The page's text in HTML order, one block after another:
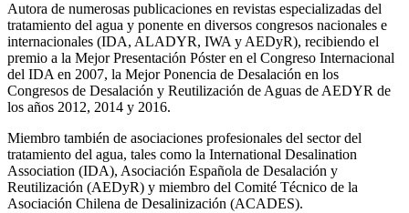
Autora de numerosas publicaciones en revistas especializadas del
tratamiento del agua y ponente en diversos congresos nacionales e
internacionales (IDA, ALADYR, IWA y AEDyR), recibiendo el
premio a la Mejor Presentación Póster en el Congreso Internacional
del IDA en 2007, la Mejor Ponencia de Desalación en los
Congresos de Desalación y Reutilización de Aguas de AEDYR de
los años 2012, 2014 y 2016.
Miembro también de asociaciones profesionales del sector del
tratamiento del agua, tales como la International Desalination
Association (IDA), Asociación Española de Desalación y
Reutilización (AEDyR) y miembro del Comité Técnico de la
Asociación Chilena de Desalinización (ACADES).